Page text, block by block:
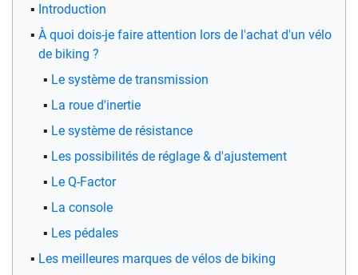
Introduction
À quoi dois-je faire attention lors de l'achat d'un vélo
de biking ?
Le système de transmission
La roue d'inertie
Le système de résistance
Les possibilités de réglage & d'ajustement
Le Q-Factor
La console
Les pédales
Les meilleures marques de vélos de biking